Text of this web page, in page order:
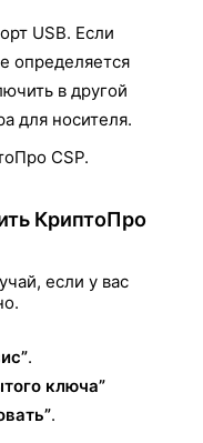
USB. Если
определяется
в другой
для носителя.
CSP.
КриптоПро
если у вас
.
ключа”
.